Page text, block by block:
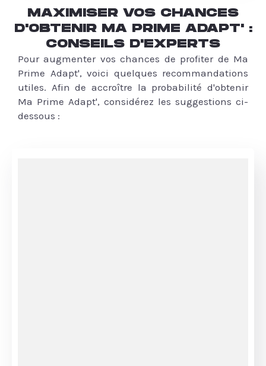
MAXIMISER VOS CHANCES
D'OBTENIR MA PRIME ADAPT' :
CONSEILS D'EXPERTS
Pour augmenter vos chances de profiter de Ma
Prime Adapt', voici quelques recommandations
utiles. Afin de accroître la probabilité d'obtenir
Ma Prime Adapt', considérez les suggestions ci-
dessous :